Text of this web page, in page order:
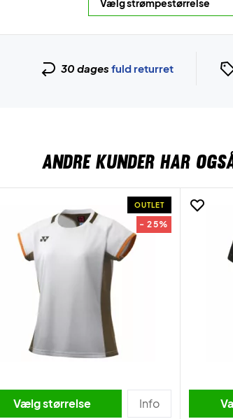
30 dages fuld returret
ANDRE KUNDER HAR
OUTLET
- 25%
Vælg størrelse Info